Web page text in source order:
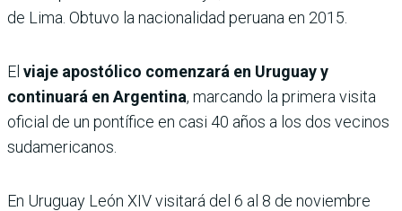
de Lima. Obtuvo la nacionalidad peruana en 2015.
El viaje apostólico comenzará en Uruguay y
continuará en Argentina, marcando la primera visita
oficial de un pontífice en casi 40 años a los dos vecinos
sudamericanos.
En Uruguay León XIV visitará del 6 al 8 de noviembre